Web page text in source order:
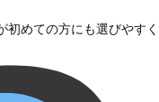
めての方にも選びやす